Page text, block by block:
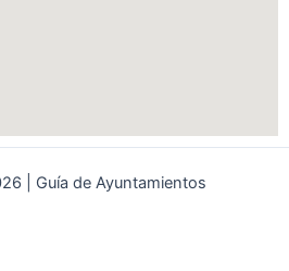
| Guía de Ayuntamientos